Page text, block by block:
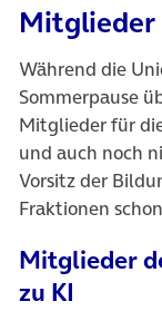
Mitglieder
Während die
Sommerpause
Mitglieder für
und auch noch
Vorsitz der
Fraktionen
Mitglieder
zu KI